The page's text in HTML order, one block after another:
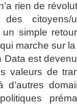
rien de
citoyens/
un simple
marche sur
Data est
valeurs de
d’autres